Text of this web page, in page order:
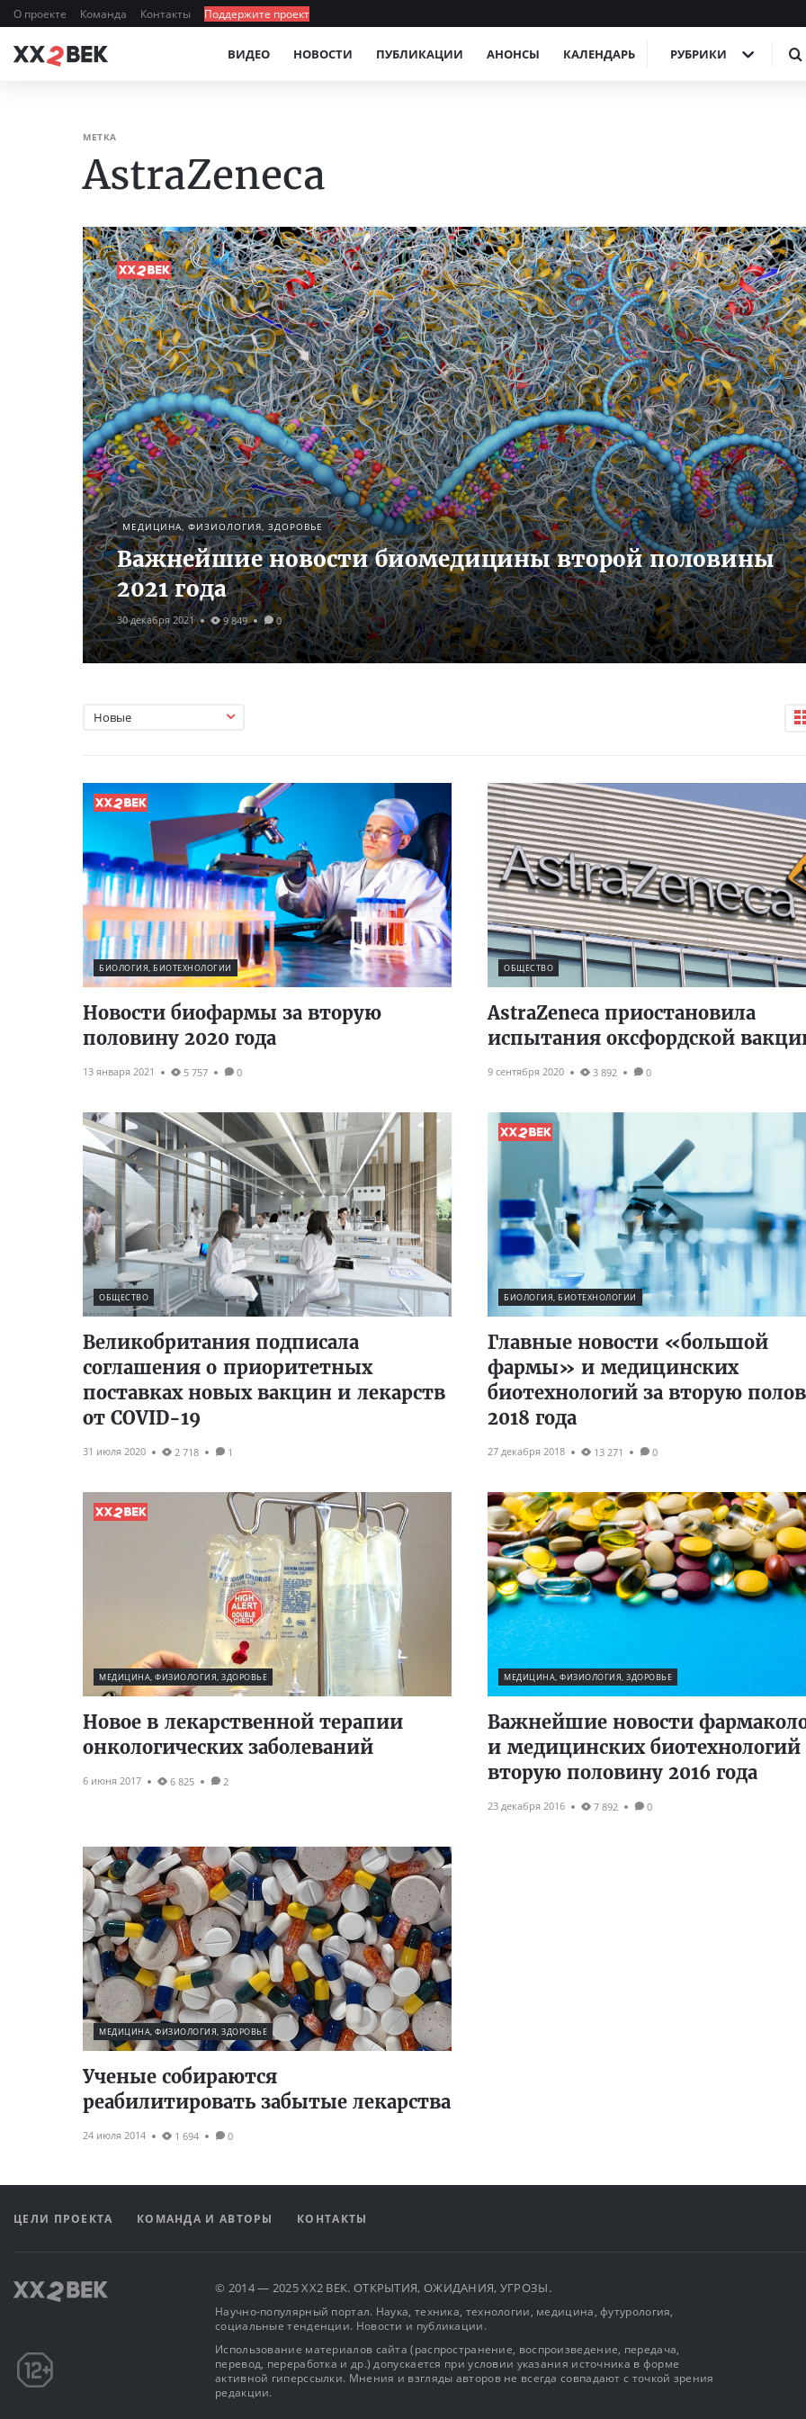
О проекте Команда Контакты Поддержите проект
ВИДЕО НОВОСТИ ПУБЛИКАЦИИ АНОНСЫ КАЛЕНДАРЬ РУБРИКИ
МЕТКА
AstraZeneca
МЕДИЦИНА, ФИЗИОЛОГИЯ, ЗДОРОВЬЕ
Важнейшие новости биомедицины второй половины
2021 года
30 декабря 2021 9 849 0
Новые
БИОЛОГИЯ, БИОТЕХНОЛОГИИ
Новости биофармы за вторую
половину 2020 года
13 января 2021 5 757 0
ОБЩЕСТВО
AstraZeneca приостановила
испытания оксфордской
9 сентября 2020 3 892 0
ОБЩЕСТВО
Великобритания подписала
соглашения о приоритетных
поставках новых вакцин и лекарств
от COVID-19
31 июля 2020 2 718 1
БИОЛОГИЯ, БИОТЕХНОЛОГИИ
Главные новости «большой
фармы» и медицинских
биотехнологий за вторую
2018 года
27 декабря 2018 13 271 0
МЕДИЦИНА, ФИЗИОЛОГИЯ, ЗДОРОВЬЕ
Новое в лекарственной терапии
онкологических заболеваний
6 июня 2017 6 825 2
МЕДИЦИНА, ФИЗИОЛОГИЯ, ЗДОРОВЬЕ
Важнейшие новости
и медицинских биотехнологий
вторую половину 2016 года
23 декабря 2016 7 892 0
МЕДИЦИНА, ФИЗИОЛОГИЯ, ЗДОРОВЬЕ
Ученые собираются
реабилитировать забытые лекарства
24 июля 2014 1 694 0
ЦЕЛИ ПРОЕКТА КОМАНДА И АВТОРЫ КОНТАКТЫ
© 2014 — 2025 XX2 ВЕК. ОТКРЫТИЯ, ОЖИДАНИЯ, УГРОЗЫ.
Научно-популярный портал. Наука, техника, технологии, медицина, футурология,
социальные тенденции. Новости и публикации.
Использование материалов сайта (распространение, воспроизведение, передача,
перевод, переработка и др.) допускается при условии указания источника в форме
активной гиперссылки. Мнения и взгляды авторов не всегда совпадают с точкой зрения
редакции.